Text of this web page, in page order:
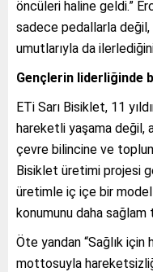
öncüleri haline geldi.”
sadece pedallarla
umutlarıyla da
Gençlerin liderliğinde
ETi Sarı Bisiklet, 11
hareketli yaşama değil,
çevre bilincine ve
Bisiklet üretimi projesi
üretimle iç içe bir model
konumunu daha
Öte yandan “Sağlık
mottosuyla